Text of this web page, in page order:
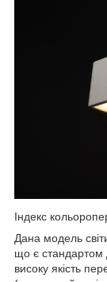
Індекс
Дана модель
що є стандартом
високу якість